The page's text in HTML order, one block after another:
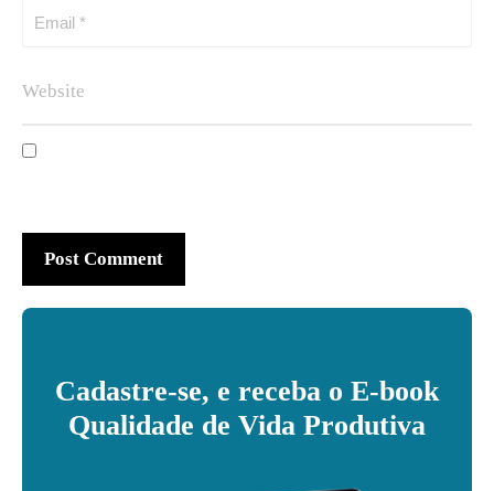
Cadastre-se, e receba o E-book
Qualidade de Vida Produtiva